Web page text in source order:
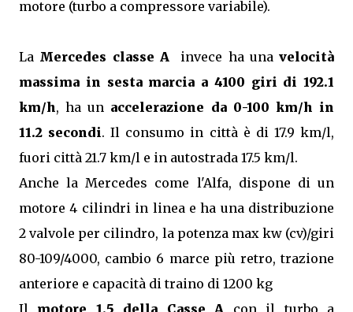
motore (turbo a compressore variabile).
La Mercedes classe Ainvece ha una velocità
massima in sesta marcia a 4100 giri di 192.1
km/h, ha un accelerazione da 0-100 km/h in
11.2 secondi. Il consumo in città è di 17.9 km/l,
fuori città 21.7 km/l e in autostrada 17.5 km/l.
Anche la Mercedes come l'Alfa, dispone di un
motore 4 cilindri in linea e ha una distribuzione
2 valvole per cilindro, la potenza max kw (cv)/giri
80-109/4000, cambio 6 marce più retro, trazione
anteriore e capacità di traino di 1200 kg